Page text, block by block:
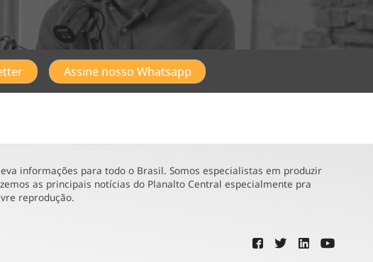
Assine nosso Whatsapp
informações para todo o Brasil. Somos especialistas em produzir
as principais notícias do Planalto Central especialmente pra
reprodução.